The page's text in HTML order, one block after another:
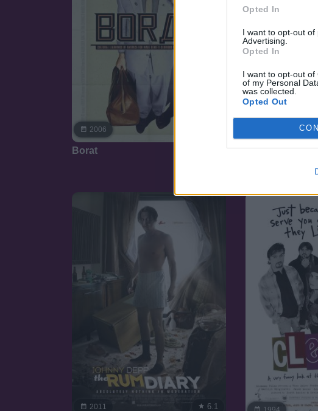
Opted In
I want to opt-out of
Advertising.
Opted In
I want to opt-out of
of my Personal
was collected.
Opted Out
2006
Borat
2014
Kardfog
2011 6.1